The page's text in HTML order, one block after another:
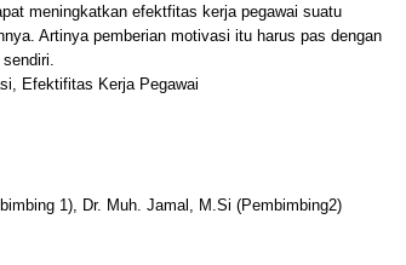
meningkatkan efektfitas kerja pegawai suatu
Artinya pemberian motivasi itu harus pas dengan
Efektifitas Kerja Pegawai
1), Dr. Muh. Jamal, M.Si (Pembimbing2)